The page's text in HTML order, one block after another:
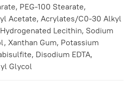
PEG-100 Stearate,
Acetate, Acrylates/C0-30 Alkyl
Lecithin, Sodium
Xanthan Gum, Potassium
Disodium EDTA,
Glycol